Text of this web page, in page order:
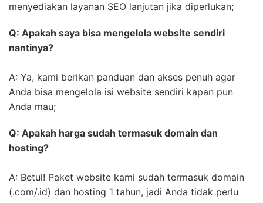
menyediakan layanan SEO lanjutan jika diperlukan;
Q: Apakah saya bisa mengelola website sendiri
nantinya?
A: Ya, kami berikan panduan dan akses penuh agar
Anda bisa mengelola isi website sendiri kapan pun
Anda mau;
Q: Apakah harga sudah termasuk domain dan
hosting?
A: Betul! Paket website kami sudah termasuk domain
(.com/.id) dan hosting 1 tahun, jadi Anda tidak perlu